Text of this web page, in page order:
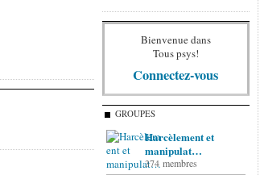
Bienvenue dans
Tous psys!
Connectez-vous
GROUPES
Harcèlement et
manipulat…
374 membres